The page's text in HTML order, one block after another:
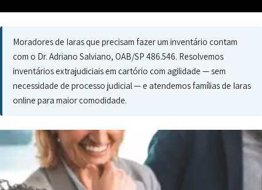
Moradores de Iaras que precisam fazer um inventário contam
com o Dr. Adriano Salviano, OAB/SP 486.546. Resolvemos
inventários extrajudiciais em cartório com agilidade — sem
necessidade de processo judicial — e atendemos famílias de Iaras
online para maior comodidade.